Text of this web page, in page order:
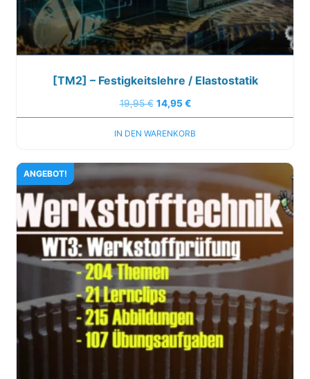
[TM2] – Festigkeitslehre / Elastostatik
19,95€ 14,95€
IN DEN WARENKORB
ANGEBOT!